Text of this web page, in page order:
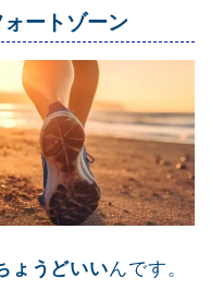
ートゾーン
ょうどいいんです。